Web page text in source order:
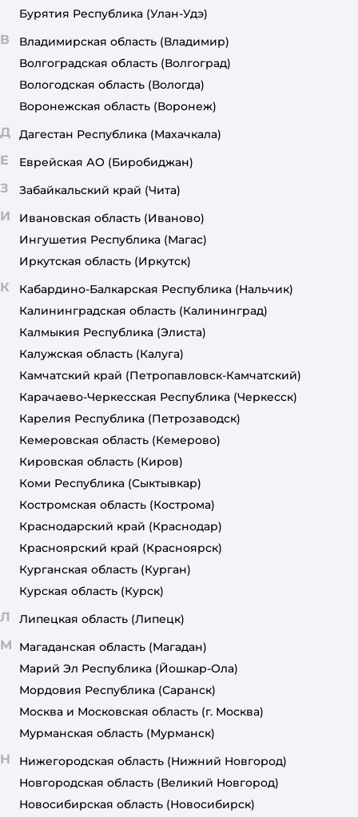
Бурятия Республика (Улан-Удэ)
В Владимирская область (Владимир)
Волгоградская область (Волгоград)
Вологодская область (Вологда)
Воронежская область (Воронеж)
Д Дагестан Республика (Махачкала)
Е Еврейская АО (Биробиджан)
З Забайкальский край (Чита)
И Ивановская область (Иваново)
Ингушетия Республика (Магас)
Иркутская область (Иркутск)
К Кабардино-Балкарская Республика (Нальчик)
Калининградская область (Калининград)
Калмыкия Республика (Элиста)
Калужская область (Калуга)
Камчатский край (Петропавловск-Камчатский)
Карачаево-Черкесская Республика (Черкесск)
Карелия Республика (Петрозаводск)
Кемеровская область (Кемерово)
Кировская область (Киров)
Коми Республика (Сыктывкар)
Костромская область (Кострома)
Краснодарский край (Краснодар)
Красноярский край (Красноярск)
Курганская область (Курган)
Курская область (Курск)
Л Липецкая область (Липецк)
М Магаданская область (Магадан)
Марий Эл Республика (Йошкар-Ола)
Мордовия Республика (Саранск)
Москва и Московская область (г. Москва)
Мурманская область (Мурманск)
Н Нижегородская область (Нижний Новгород)
Новгородская область (Великий Новгород)
Новосибирская область (Новосибирск)